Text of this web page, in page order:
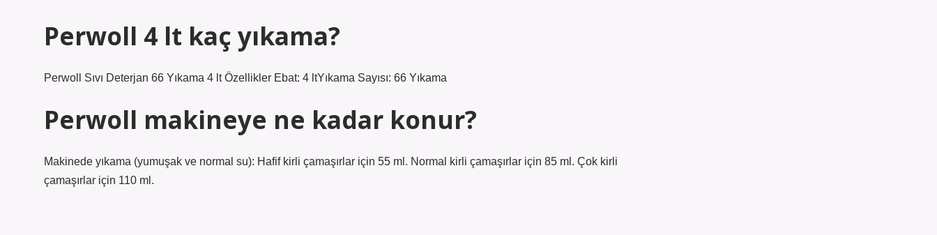
Perwoll 4 lt kaç yıkama?
Perwoll Sıvı Deterjan 66 Yıkama 4 lt Özellikler Ebat: 4 ltYıkama Sayısı: 66 Yıkama
Perwoll makineye ne kadar konur?
Makinede yıkama (yumuşak ve normal su): Hafif kirli çamaşırlar için 55 ml. Normal kirli çamaşırlar için 85 ml. Çok kirli
çamaşırlar için 110 ml.